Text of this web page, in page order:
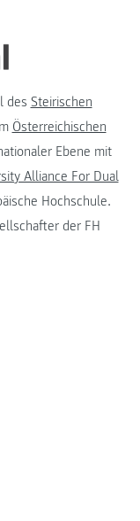
des Steirischen
Österreichischen
Ebene mit
Alliance For Dual
Hochschule.
der FH